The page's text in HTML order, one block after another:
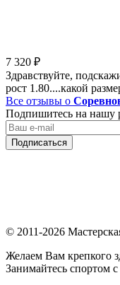
7 320 ₽
Здравствуйте,
рост 1.80....какой
Все отзывы о
Подпишитесь на нашу
Подписаться
© 2011-2026
Желаем Вам крепкого
Занимайтесь спортом